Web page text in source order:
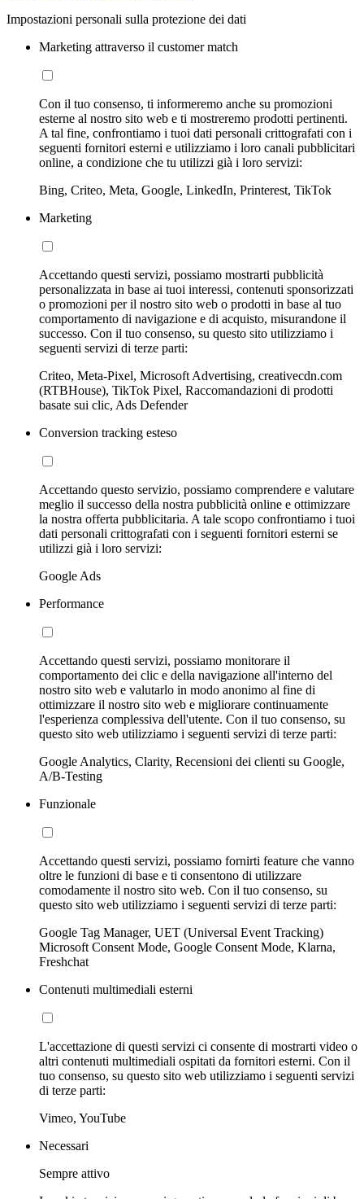
Impostazioni personali sulla protezione dei dati
Marketing attraverso il customer match
Con il tuo consenso, ti informeremo anche su promozioni
esterne al nostro sito web e ti mostreremo prodotti pertinenti.
A tal fine, confrontiamo i tuoi dati personali crittografati con i
seguenti fornitori esterni e utilizziamo i loro canali pubblicitari
online, a condizione che tu utilizzi già i loro servizi:
Bing, Criteo, Meta, Google, LinkedIn, Printerest, TikTok
Marketing
Accettando questi servizi, possiamo mostrarti pubblicità
personalizzata in base ai tuoi interessi, contenuti sponsorizzati
o promozioni per il nostro sito web o prodotti in base al tuo
comportamento di navigazione e di acquisto, misurandone il
successo. Con il tuo consenso, su questo sito utilizziamo i
seguenti servizi di terze parti:
Criteo, Meta-Pixel, Microsoft Advertising, creativecdn.com
(RTBHouse), TikTok Pixel, Raccomandazioni di prodotti
basate sui clic, Ads Defender
Conversion tracking esteso
Accettando questo servizio, possiamo comprendere e valutare
meglio il successo della nostra pubblicità online e ottimizzare
la nostra offerta pubblicitaria. A tale scopo confrontiamo i tuoi
dati personali crittografati con i seguenti fornitori esterni se
utilizzi già i loro servizi:
Google Ads
Performance
Accettando questi servizi, possiamo monitorare il
comportamento dei clic e della navigazione all'interno del
nostro sito web e valutarlo in modo anonimo al fine di
ottimizzare il nostro sito web e migliorare continuamente
l'esperienza complessiva dell'utente. Con il tuo consenso, su
questo sito web utilizziamo i seguenti servizi di terze parti:
Google Analytics, Clarity, Recensioni dei clienti su Google,
A/B-Testing
Funzionale
Accettando questi servizi, possiamo fornirti feature che vanno
oltre le funzioni di base e ti consentono di utilizzare
comodamente il nostro sito web. Con il tuo consenso, su
questo sito web utilizziamo i seguenti servizi di terze parti:
Google Tag Manager, UET (Universal Event Tracking)
Microsoft Consent Mode, Google Consent Mode, Klarna,
Freshchat
Contenuti multimediali esterni
L'accettazione di questi servizi ci consente di mostrarti video o
altri contenuti multimediali ospitati da fornitori esterni. Con il
tuo consenso, su questo sito web utilizziamo i seguenti servizi
di terze parti:
Vimeo, YouTube
Necessari
Sempre attivo